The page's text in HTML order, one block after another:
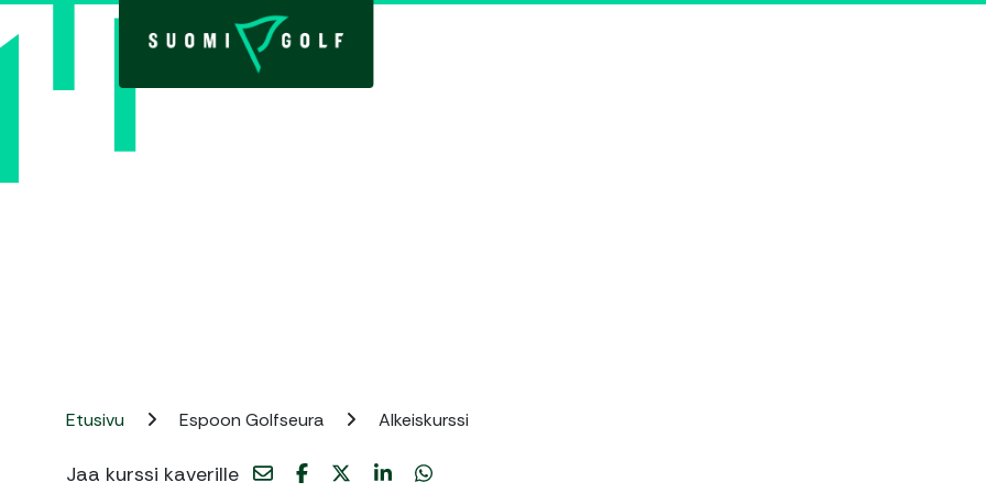
Etusivu Espoon Golfseura Alkeiskurssi
Jaa kurssi kaverille